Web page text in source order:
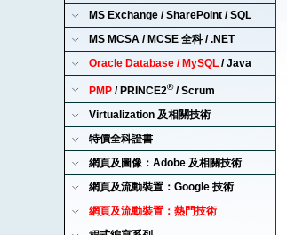
MS Exchange / SharePoint / SQL
MS MCSA / MCSE 全科 / .NET
Oracle Database / MySQL / Java
PMP / PRINCE2®/ Scrum
Virtualization 及相關技術
特價全科證書
網頁及圖像：Adobe 及相關技術
網頁及流動裝置：Google 技術
網頁及流動裝置：熱門技術